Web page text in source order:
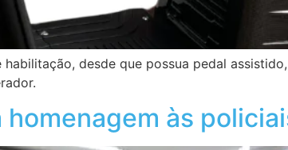
desde que possua pedal
às